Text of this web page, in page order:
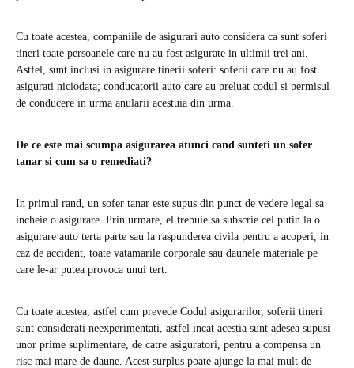
Cu toate acestea, companiile de asigurari auto considera ca sunt soferi
tineri toate persoanele care nu au fost asigurate in ultimii trei ani.
Astfel, sunt inclusi in asigurare tinerii soferi: soferii care nu au fost
asigurati niciodata; conducatorii auto care au preluat codul si permisul
de conducere in urma anularii acestuia din urma.
De ce este mai scumpa asigurarea atunci cand sunteti un sofer
tanar si cum sa o remediati?
In primul rand, un sofer tanar este supus din punct de vedere legal sa
incheie o asigurare. Prin urmare, el trebuie sa subscrie cel putin la o
asigurare auto terta parte sau la raspunderea civila pentru a acoperi, in
caz de accident, toate vatamarile corporale sau daunele materiale pe
care le-ar putea provoca unui tert.
Cu toate acestea, astfel cum prevede Codul asigurarilor, soferii tineri
sunt considerati neexperimentati, astfel incat acestia sunt adesea supusi
unor prime suplimentare, de catre asiguratori, pentru a compensa un
risc mai mare de daune. Acest surplus poate ajunge la mai mult de